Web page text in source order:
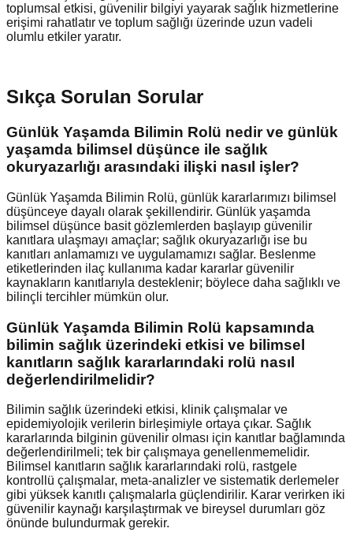
toplumsal etkisi, güvenilir bilgiyi yayarak sağlık hizmetlerine
erişimi rahatlatır ve toplum sağlığı üzerinde uzun vadeli
olumlu etkiler yaratır.
Sıkça Sorulan Sorular
Günlük Yaşamda Bilimin Rolü nedir ve günlük
yaşamda bilimsel düşünce ile sağlık
okuryazarlığı arasındaki ilişki nasıl işler?
Günlük Yaşamda Bilimin Rolü, günlük kararlarımızı bilimsel
düşünceye dayalı olarak şekillendirir. Günlük yaşamda
bilimsel düşünce basit gözlemlerden başlayıp güvenilir
kanıtlara ulaşmayı amaçlar; sağlık okuryazarlığı ise bu
kanıtları anlamamızı ve uygulamamızı sağlar. Beslenme
etiketlerinden ilaç kullanıma kadar kararlar güvenilir
kaynakların kanıtlarıyla desteklenir; böylece daha sağlıklı ve
bilinçli tercihler mümkün olur.
Günlük Yaşamda Bilimin Rolü kapsamında
bilimin sağlık üzerindeki etkisi ve bilimsel
kanıtların sağlık kararlarındaki rolü nasıl
değerlendirilmelidir?
Bilimin sağlık üzerindeki etkisi, klinik çalışmalar ve
epidemiyolojik verilerin birleşimiyle ortaya çıkar. Sağlık
kararlarında bilginin güvenilir olması için kanıtlar bağlamında
değerlendirilmeli; tek bir çalışmaya genellenmemelidir.
Bilimsel kanıtların sağlık kararlarındaki rolü, rastgele
kontrollü çalışmalar, meta-analizler ve sistematik derlemeler
gibi yüksek kanıtlı çalışmalarla güçlendirilir. Karar verirken iki
güvenilir kaynağı karşılaştırmak ve bireysel durumları göz
önünde bulundurmak gerekir.